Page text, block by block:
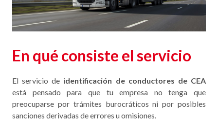
En qué consiste el servicio
El servicio de identificación de conductores de CEA
está pensado para que tu empresa no tenga que
preocuparse por trámites burocráticos ni por posibles
sanciones derivadas de errores u omisiones.